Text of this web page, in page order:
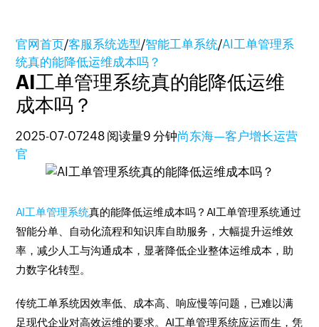
官网首页/客服系统选型/智能工单系统/AI工单管理系
统真的能降低运维成本吗？
AI工单管理系统真的能降低运维
成本吗？
2025-07-07248 阅读量9 分钟尚东海—客户增长运营
官
AI工单管理系统真的能降低运维成本吗？AI工单管理系统通过
智能分单、自动化流程和知识库自助服务，大幅提升运维效
率，减少人工与沟通成本，显著降低企业整体运维成本，助
力数字化转型。
传统工单系统因效率低、成本高、响应慢等问题，已难以满
足现代企业对高效运维的要求。AI工单管理系统应运而生，凭